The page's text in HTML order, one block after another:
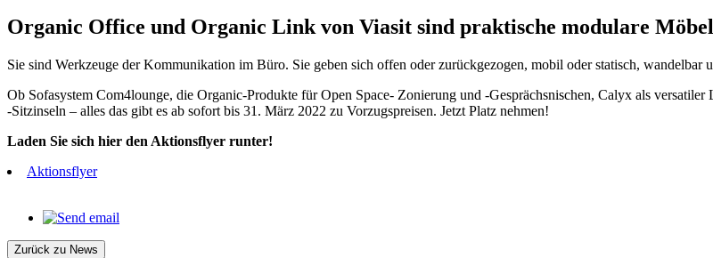
Organic Office und Organic Link von Viasit sind praktische modulare
Sie sind Werkzeuge der Kommunikation im Büro. Sie geben sich offen oder zurückgezogen, mobil oder statisch, wandelbar
Ob Sofasystem Com4lounge, die Organic-Produkte für Open Space- Zonierung und -Gesprächsnischen, Calyx als
-Sitzinseln – alles das gibt es ab sofort bis 31. März 2022 zu Vorzugspreisen. Jetzt Platz nehmen!
Laden Sie sich hier den Aktionsflyer runter!
Aktionsflyer
Zurück zu News